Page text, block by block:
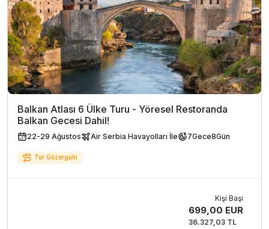
Balkan Atlası 6 Ülke Turu - Yöresel Restoranda
Balkan Gecesi Dahil!
22-29 Ağustos Air Serbia Havayolları İle 7Gece8Gün
Tur Güzergahı
Kişi Başı
699,00 EUR
36.327,03 TL